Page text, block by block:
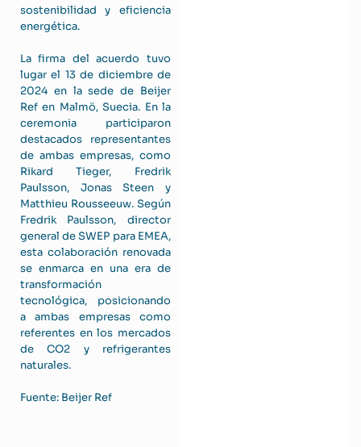
sostenibilidad y eficiencia
energética.
La firma del acuerdo tuvo
lugar el 13 de diciembre de
2024 en la sede de Beijer
Ref en Malmö, Suecia. En la
ceremonia participaron
destacados representantes
de ambas empresas, como
Rikard Tieger, Fredrik
Paulsson, Jonas Steen y
Matthieu Rousseeuw. Según
Fredrik Paulsson, director
general de SWEP para EMEA,
esta colaboración renovada
se enmarca en una era de
transformación
tecnológica, posicionando
a ambas empresas como
referentes en los mercados
de CO2 y refrigerantes
naturales.
Fuente: Beijer Ref